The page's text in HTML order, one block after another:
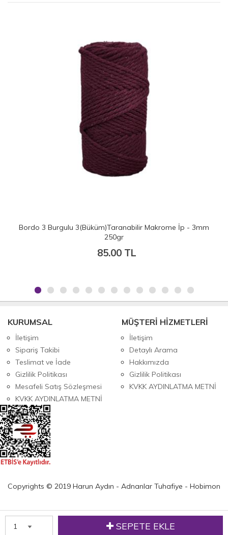
SEPETE EKLE
3mm Şeker Pembe Burgulu Taranabilir Makrome İp - 3mm
75.00 TL
KURUMSAL
İletişim
Sipariş Takibi
Teslimat ve İade
Gizlilik Politikası
Mesafeli Satış Sözleşmesi
KVKK AYDINLATMA METNİ
MÜŞTERİ HİZMETLERİ
İletişim
Detaylı Arama
Hakkımızda
Gizlilik Politikası
KVKK AYDINLATMA METNİ
Copyrights © 2019 Harun Aydın - Adnanlar Tuhafiye - Hobimon